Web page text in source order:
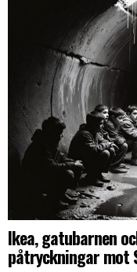
Ikea, gatubarnen
påtryckningar mot